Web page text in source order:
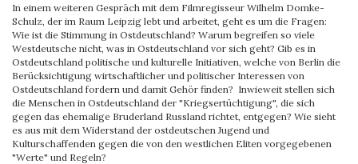
In einem weiteren Gespräch mit dem Filmregisseur Wilhelm Domke-
Schulz, der im Raum Leipzig lebt und arbeitet, geht es um die Fragen:
Wie ist die Stimmung in Ostdeutschland? Warum begreifen so viele
Westdeutsche nicht, was in Ostdeutschland vor sich geht? Gib es in
Ostdeutschland politische und kulturelle Initiativen, welche von Berlin die
Berücksichtigung wirtschaftlicher und politischer Interessen von
Ostdeutschland fordern und damit Gehör finden? Inwieweit stellen sich
die Menschen in Ostdeutschland der "Kriegsertüchtigung", die sich
gegen das ehemalige Bruderland Russland richtet, entgegen? Wie sieht
es aus mit dem Widerstand der ostdeutschen Jugend und
Kulturschaffenden gegen die von den westlichen Eliten vorgegebenen
"Werte" und Regeln?